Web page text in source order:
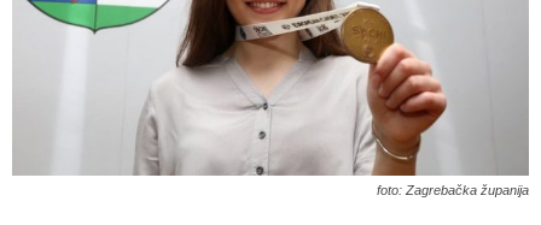
foto: Zagrebačka županija